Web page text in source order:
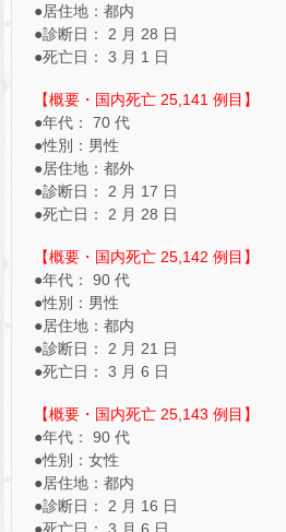
●居住地：都内
●診断日： 2 月 28 日
●死亡日： 3 月 1 日
【概要・国内死亡 25,141 例目】
●年代： 70 代
●性別：男性
●居住地：都外
●診断日： 2 月 17 日
●死亡日： 2 月 28 日
【概要・国内死亡 25,142 例目】
●年代： 90 代
●性別：男性
●居住地：都内
●診断日： 2 月 21 日
●死亡日： 3 月 6 日
【概要・国内死亡 25,143 例目】
●年代： 90 代
●性別：女性
●居住地：都内
●診断日： 2 月 16 日